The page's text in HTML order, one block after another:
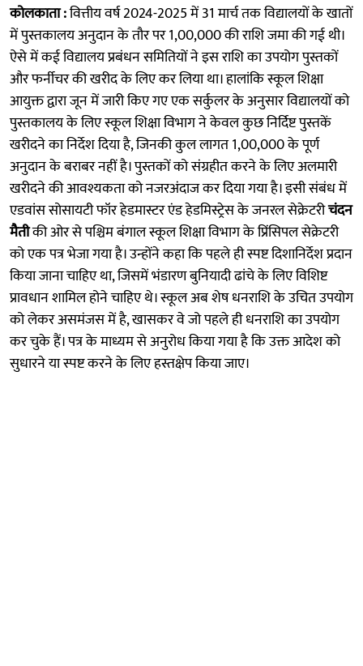
कोलकाता :वित्तीय वर्ष 2024-2025 में 31 मार्च तक विद्यालयों के खातों
में पुस्तकालय अनुदान के तौर पर 1,00,000 की राशि जमा की गई थी।
ऐसे में कई विद्यालय प्रबंधन समितियों ने इस राशि का उपयोग पुस्तकों
और फर्नीचर की खरीद के लिए कर लिया था। हालांकि स्कूल शिक्षा
आयुक्त द्वारा जून में जारी किए गए एक सर्कुलर के अनुसार विद्यालयों को
पुस्तकालय के लिए स्कूल शिक्षा विभाग ने केवल कुछ निर्दिष्ट पुस्तकें
खरीदने का निर्देश दिया है, जिनकी कुल लागत 1,00,000 के पूर्ण
अनुदान के बराबर नहीं है। पुस्तकों को संग्रहीत करने के लिए अलमारी
खरीदने की आवश्यकता को नजरअंदाज कर दिया गया है। इसी संबंध में
एडवांस सोसायटी फॉर हेडमास्टर एंड हेडमिस्ट्रेस के जनरल सेक्रेटरीचंदन
मैतीकी ओर से पश्चिम बंगाल स्कूल शिक्षा विभाग के प्रिंसिपल सेक्रेटरी
को एक पत्र भेजा गया है। उन्होंने कहा कि पहले ही स्पष्ट दिशानिर्देश प्रदान
किया जाना चाहिए था, जिसमें भंडारण बुनियादी ढांचे के लिए विशिष्ट
प्रावधान शामिल होने चाहिए थे। स्कूल अब शेष धनराशि के उचित उपयोग
को लेकर असमंजस में है, खासकर वे जो पहले ही धनराशि का उपयोग
कर चुके हैं। पत्र के माध्यम से अनुरोध किया गया है कि उक्त आदेश को
सुधारने या स्पष्ट करने के लिए हस्तक्षेप किया जाए।